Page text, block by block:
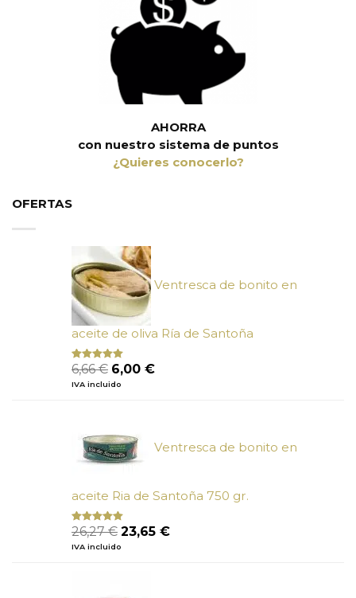
AHORRA
con nuestro sistema de puntos
¿Quieres conocerlo?
OFERTAS
Ventresca de bonito en
aceite de oliva Ría de Santoña
Valorado
con
de 5
6,66€ El
precio
6,00 €El
IVA incluido
Ventresca de bonito en
aceite Ria de Santoña 750 gr.
Valorado
con
5
26,27€ El
precio
23,65 €El
IVA incluido